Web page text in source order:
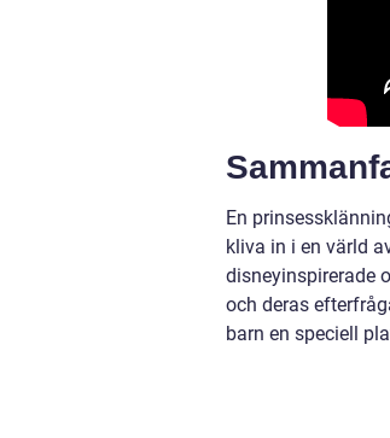
En
kliva in i en värld
disneyinspirerade
och deras
barn en speciell